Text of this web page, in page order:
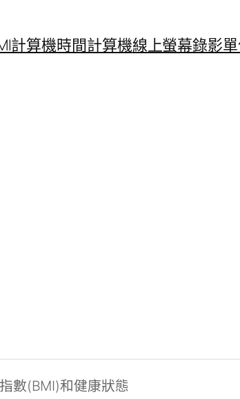
計算機時間計算機線上螢幕錄影
數(BMI)和健康狀態